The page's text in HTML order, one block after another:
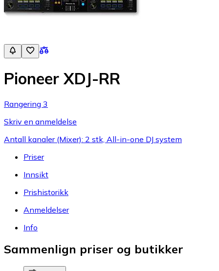
Pioneer XDJ-RR
Rangering 3
Skriv en anmeldelse
Antall kanaler (Mixer): 2 stk, All-in-one DJ system
Priser
Innsikt
Prishistorikk
Anmeldelser
Info
Sammenlign priser og butikker